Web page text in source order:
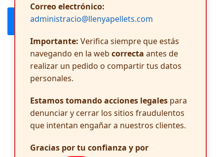
Publicar el comentario
Correo electrónico:
administracio@llenyapellets.com
Importante: Verifica siempre que estás
navegando en la webcorrecta antes de
realizar un pedido o compartir tus datos
personales.
Estamos tomando acciones legales para
denunciar y cerrar los sitios fraudulentos
que intentan engañar a nuestros clientes.
Gracias por tu confianza y por